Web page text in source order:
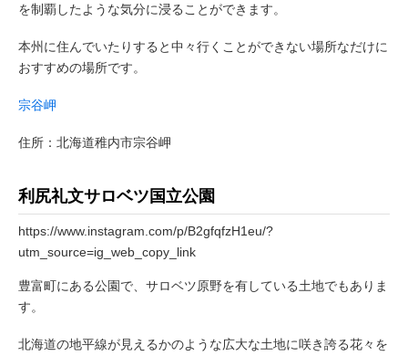
を制覇したような気分に浸ることができます。
本州に住んでいたりすると中々行くことができない場所なだけに
おすすめの場所です。
宗谷岬
住所：北海道稚内市宗谷岬
利尻礼文サロベツ国立公園
https://www.instagram.com/p/B2gfqfzH1eu/?
utm_source=ig_web_copy_link
豊富町にある公園で、サロベツ原野を有している土地でもありま
す。
北海道の地平線が見えるかのような広大な土地に咲き誇る花々を